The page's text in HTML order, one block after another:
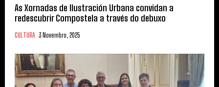
As Xornadas de Ilustración Urbana convidan a
redescubrir Compostela a través do debuxo
CULTURA 3 Novembro, 2025